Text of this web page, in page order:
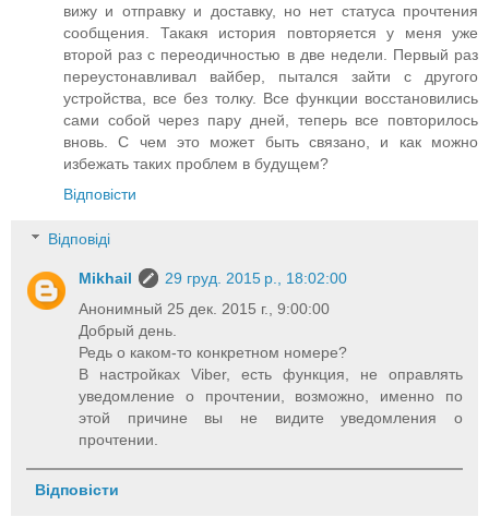
вижу и отправку и доставку, но нет статуса прочтения
сообщения. Такакя история повторяется у меня уже
второй раз с переодичностью в две недели. Первый раз
переустонавливал вайбер, пытался зайти с другого
устройства, все без толку. Все функции восстановились
сами собой через пару дней, теперь все повторилось
вновь. С чем это может быть связано, и как можно
избежать таких проблем в будущем?
Відповісти
Відповіді
Mikhail
29 груд. 2015 р., 18:02:00
Анонимный 25 дек. 2015 г., 9:00:00
Добрый день.
Редь о каком-то конкретном номере?
В настройках Viber, есть функция, не оправлять
уведомление о прочтении, возможно, именно по
этой причине вы не видите уведомления о
прочтении.
Відповісти